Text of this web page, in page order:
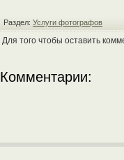
Раздел: Услуги фотографов
Для того чтобы оставить
Комментарии: